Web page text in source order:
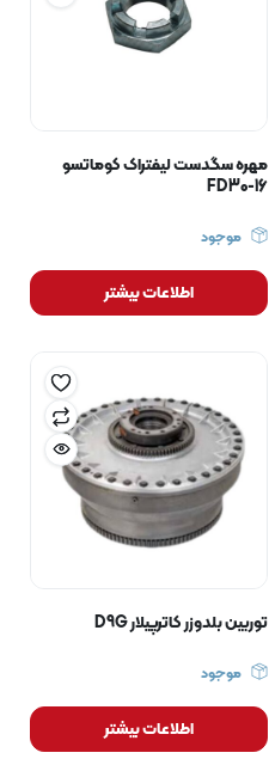
مهره سگدست لیفتراک کوماتسو
FD30-16
موجود
اطلاعات بیشتر
توربین بلدوزر کاترپیلار D9G
موجود
اطلاعات بیشتر